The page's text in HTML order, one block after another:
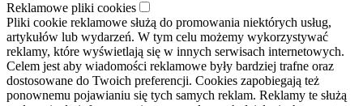
Reklamowe pliki cookies
Pliki cookie reklamowe służą do promowania niektórych usług,
artykułów lub wydarzeń. W tym celu możemy wykorzystywać
reklamy, które wyświetlają się w innych serwisach internetowych.
Celem jest aby wiadomości reklamowe były bardziej trafne oraz
dostosowane do Twoich preferencji. Cookies zapobiegają też
ponownemu pojawianiu się tych samych reklam. Reklamy te służą